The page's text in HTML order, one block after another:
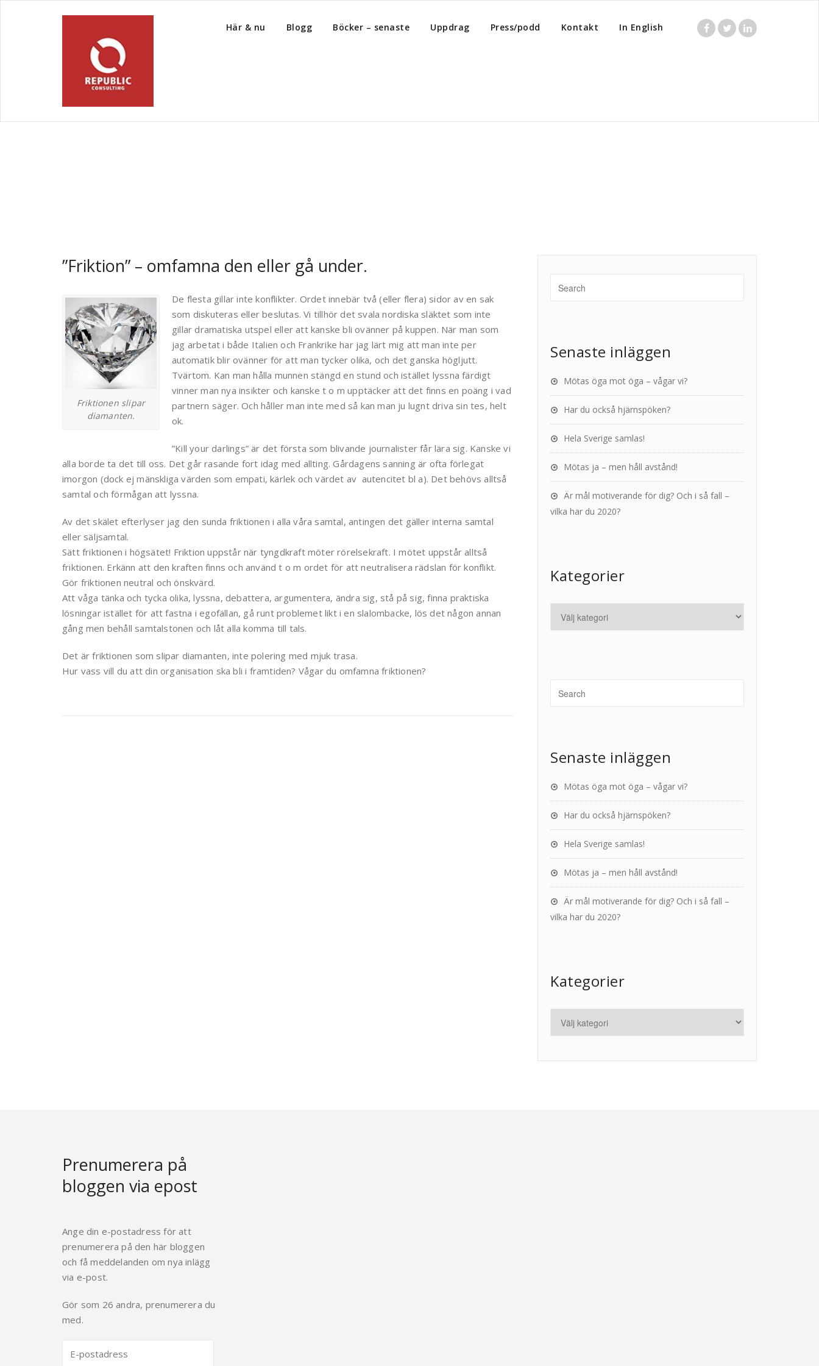
Här & nu Blogg Böcker – senaste Uppdrag Press/podd Kontakt In English
”Friktion” – omfamna den eller gå under.
Friktionen slipar
diamanten.
De flesta gillar inte konflikter. Ordet innebär två (eller flera) sidor av en sak
som diskuteras eller beslutas. Vi tillhör det svala nordiska släktet som inte
gillar dramatiska utspel eller att kanske bli ovänner på kuppen. När man som
jag arbetat i både Italien och Frankrike har jag lärt mig att man inte per
automatik blir ovänner för att man tycker olika, och det ganska högljutt.
Tvärtom. Kan man hålla munnen stängd en stund och istället lyssna färdigt
vinner man nya insikter och kanske t o m upptäcker att det finns en poäng i vad
partnern säger. Och håller man inte med så kan man ju lugnt driva sin tes, helt
ok.
”Kill your darlings” är det första som blivande journalister får lära sig. Kanske vi
alla borde ta det till oss. Det går rasande fort idag med allting. Gårdagens sanning är ofta förlegat
imorgon (dock ej mänskliga värden som empati, kärlek och värdet av autencitet bl a). Det behövs alltså
samtal och förmågan att lyssna.
Av det skälet efterlyser jag den sunda friktionen i alla våra samtal, antingen det gäller interna samtal
eller säljsamtal.
Sätt friktionen i högsätet! Friktion uppstår när tyngdkraft möter rörelsekraft. I mötet uppstår alltså
friktionen. Erkänn att den kraften finns och använd t o m ordet för att neutralisera rädslan för konflikt.
Gör friktionen neutral och önskvärd.
Att våga tänka och tycka olika, lyssna, debattera, argumentera, ändra sig, stå på sig, finna praktiska
lösningar istället för att fastna i egofällan, gå runt problemet likt i en slalombacke, lös det någon annan
gång men behåll samtalstonen och låt alla komma till tals.
Det är friktionen som slipar diamanten, inte polering med mjuk trasa.
Hur vass vill du att din organisation ska bli i framtiden? Vågar du omfamna friktionen?
Senaste inläggen
Mötas öga mot öga – vågar vi?
Har du också hjärnspöken?
Hela Sverige samlas!
Mötas ja – men håll avstånd!
Är mål motiverande för dig? Och i så fall –
vilka har du 2020?
Kategorier
Senaste inläggen
Mötas öga mot öga – vågar vi?
Har du också hjärnspöken?
Hela Sverige samlas!
Mötas ja – men håll avstånd!
Är mål motiverande för dig? Och i så fall –
vilka har du 2020?
Kategorier
Prenumerera på
bloggen via epost
Ange din e-postadress för att
prenumerera på den här bloggen
och få meddelanden om nya inlägg
via e-post.
Gör som 26 andra, prenumerera du
med.